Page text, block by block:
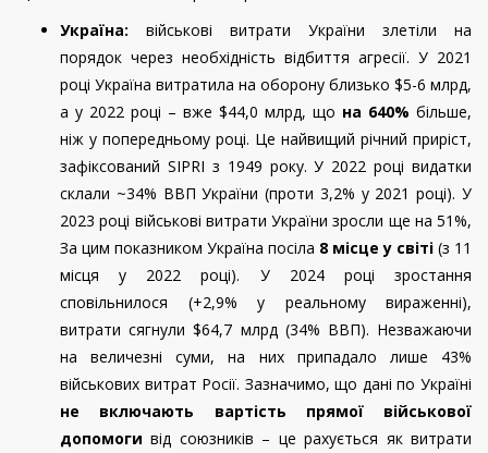
Україна: військові витрати України злетіли на
порядок через необхідність відбиття агресії. У 2021
році Україна витратила на оборону близько $5-6 млрд,
а у 2022 році – вже $44,0 млрд, що на 640% більше,
ніж у попередньому році. Це найвищий річний приріст,
зафіксований SIPRI з 1949 року. У 2022 році видатки
склали ~34% ВВП України (проти 3,2% у 2021 році). У
2023 році військові витрати України зросли ще на 51%,
За цим показником Україна посіла 8 місце у світі (з 11
місця у 2022 році). У 2024 році зростання
сповільнилося (+2,9% у реальному вираженні),
витрати сягнули $64,7 млрд (34% ВВП). Незважаючи
на величезні суми, на них припадало лише 43%
військових витрат Росії. Зазначимо, що дані по Україні
не включають вартість прямої військової
допомоги від союзників – це рахується як витрати